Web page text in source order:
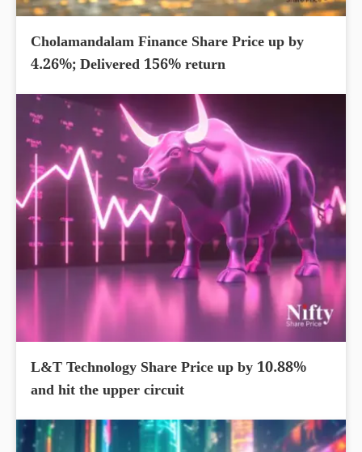
Cholamandalam Finance Share Price up by
4.26%; Delivered 156% return
L&T Technology Share Price up by 10.88%
and hit the upper circuit